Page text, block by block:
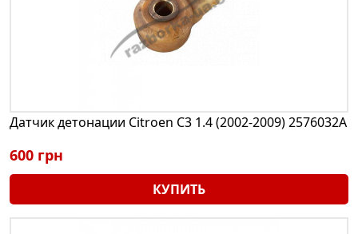
Датчик детонации Citroen C3 1.4 (2002-2009) 2576032A
600 грн
КУПИТЬ